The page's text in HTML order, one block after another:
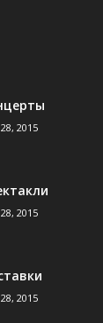
2015
2015
2015